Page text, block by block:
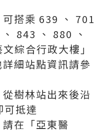
搭乘 639 、 701
843 、 880 、
綜合行政大樓」
細站點資訊請參
樹林站出來後沿
可抵達
在「亞東醫